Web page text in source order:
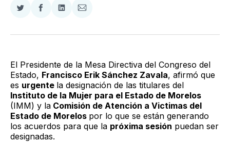
Compartir
Twitter
Compartir
Facebook
Compartir
LinkedIn
Compartir
Email
El Presidente de la Mesa Directiva del Congreso del
Estado, Francisco Erik Sánchez Zavala, afirmó que
es urgente la designación de las titulares del
Instituto de la Mujer para el Estado de Morelos
(IMM) y la Comisión de Atención a Victimas del
Estado de Morelos por lo que se están generando
los acuerdos para que la próxima sesión puedan ser
designadas.